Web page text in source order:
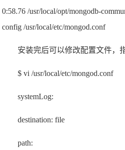
0:58.76 /usr/local/opt/mongodb-
config /usr/local/etc/mongod.conf
安装完后可以修改配置文件，
$ vi /usr/local/etc/mongod.conf
systemLog:
destination: file
path: